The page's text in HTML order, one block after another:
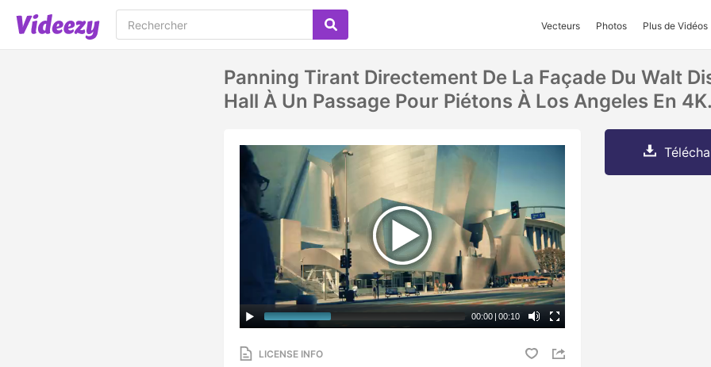
Vecteurs Photos Plus de Vidéos
Panning Tirant Directement De La Façade Du Walt
Hall À Un Passage Pour Piétons À Los Angeles En 4K.
00:00 | 00:10
LICENSE INFO